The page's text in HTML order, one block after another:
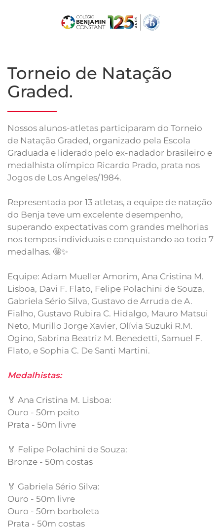
Torneio de Natação
Graded.
Nossos alunos-atletas participaram do Torneio
de Natação Graded, organizado pela Escola
Graduada e liderado pelo ex-nadador brasileiro e
medalhista olímpico Ricardo Prado, prata nos
Jogos de Los Angeles/1984.
Representada por 13 atletas, a equipe de natação
do Benja teve um excelente desempenho,
superando expectativas com grandes melhorias
nos tempos individuais e conquistando ao todo 7
medalhas. 🤩✨
Equipe: Adam Mueller Amorim, Ana Cristina M.
Lisboa, Davi F. Flato, Felipe Polachini de Souza,
Gabriela Sério Silva, Gustavo de Arruda de A.
Fialho, Gustavo Rubira C. Hidalgo, Mauro Matsui
Neto, Murillo Jorge Xavier, Olívia Suzuki R.M.
Ogino, Sabrina Beatriz M. Benedetti, Samuel F.
Flato, e Sophia C. De Santi Martini.
Medalhistas:
🏅 Ana Cristina M. Lisboa:
Ouro - 50m peito
Prata - 50m livre
🏅 Felipe Polachini de Souza:
Bronze - 50m costas
🏅 Gabriela Sério Silva:
Ouro - 50m livre
Ouro - 50m borboleta
Prata - 50m costas